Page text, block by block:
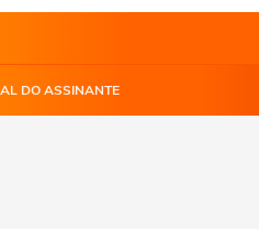
DO ASSINANTE